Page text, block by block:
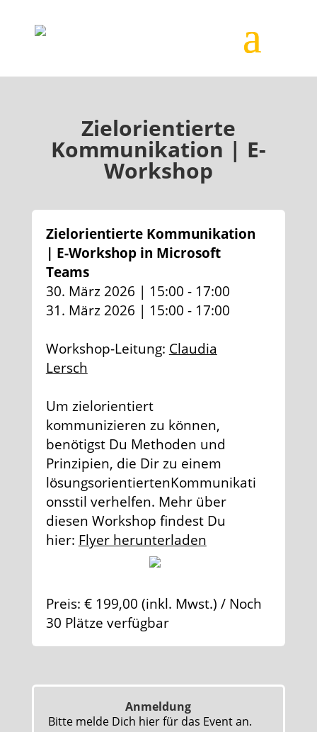
Zielorientierte
Kommunikation | E-
Workshop
Zielorientierte Kommunikation
| E-Workshop in Microsoft
Teams
30. März 2026 | 15:00 - 17:00
31. März 2026 | 15:00 - 17:00
Workshop-Leitung: Claudia
Lersch
Um zielorientiert
kommunizieren zu können,
benötigst Du Methoden und
Prinzipien, die Dir zu einem
lösungsorientiertenKommunikati
onsstil verhelfen. Mehr über
diesen Workshop findest Du
hier: Flyer herunterladen
Preis: € 199,00 (inkl. Mwst.) / Noch
30 Plätze verfügbar
Anmeldung
Bitte melde Dich hier für das Event an.